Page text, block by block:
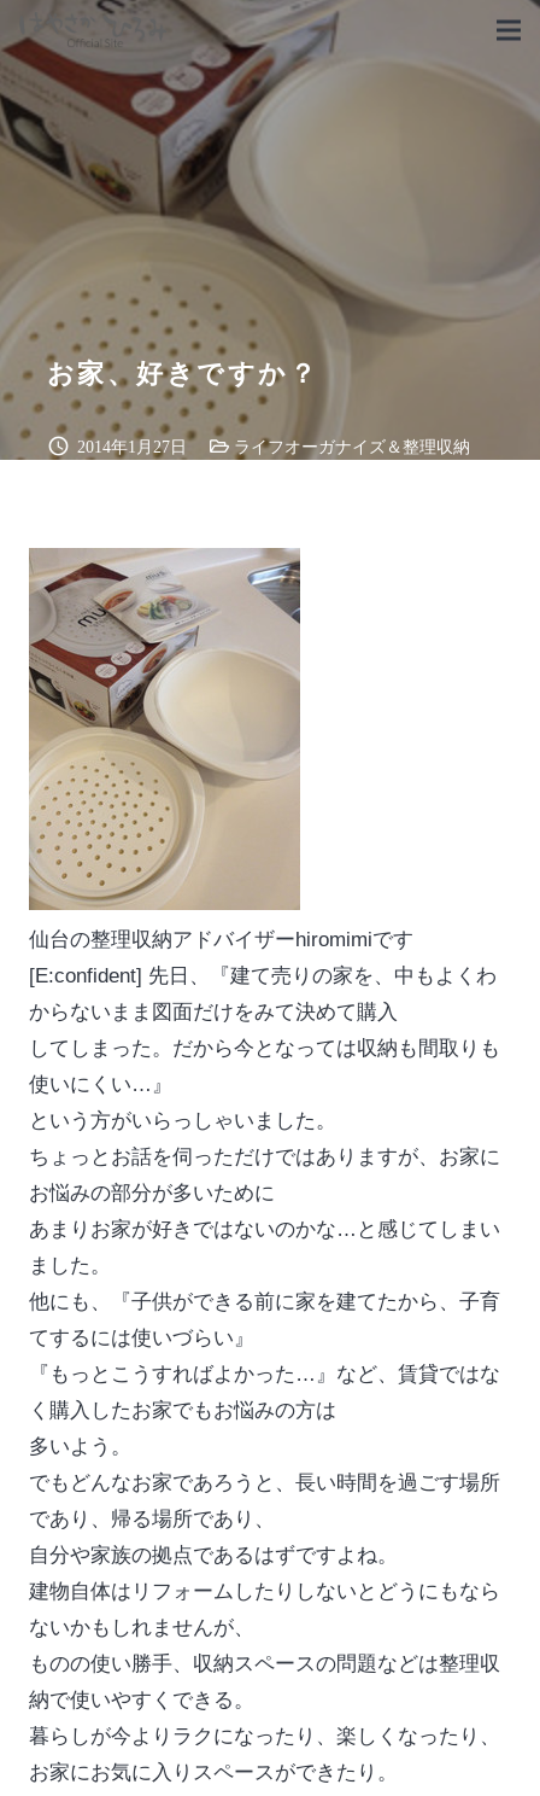
お家、好きですか？
schedule 2014年1月27日 ライフオーガナイズ＆整理収納
仙台の整理収納アドバイザーhiromimiです
[E:confident] 先日、『建て売りの家を、中もよくわ
からないまま図面だけをみて決めて購入
してしまった。だから今となっては収納も間取りも
使いにくい…』
という方がいらっしゃいました。
ちょっとお話を伺っただけではありますが、お家に
お悩みの部分が多いために
あまりお家が好きではないのかな…と感じてしまい
ました。
他にも、『子供ができる前に家を建てたから、子育
てするには使いづらい』
『もっとこうすればよかった…』など、賃貸ではな
く購入したお家でもお悩みの方は
多いよう。
でもどんなお家であろうと、長い時間を過ごす場所
であり、帰る場所であり、
自分や家族の拠点であるはずですよね。
建物自体はリフォームしたりしないとどうにもなら
ないかもしれませんが、
ものの使い勝手、収納スペースの問題などは整理収
納で使いやすくできる。
暮らしが今よりラクになったり、楽しくなったり、
お家にお気に入りスペースができたり。